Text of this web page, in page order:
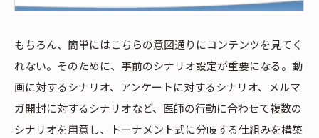
もちろん、簡単にはこちらの意図通りにコンテンツを見てく
れない。そのために、事前のシナリオ設定が重要になる。動
画に対するシナリオ、アンケートに対するシナリオ、メルマ
ガ開封に対するシナリオなど、医師の行動に合わせて複数の
シナリオを用意し、トーナメント式に分岐する仕組みを構築